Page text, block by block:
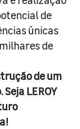
de
únicas
de
de um
LEROY